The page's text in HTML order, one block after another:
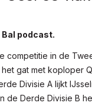
podcast.
competitie in de
gat met koploper
Divisie A lijkt
de Derde Divisie B